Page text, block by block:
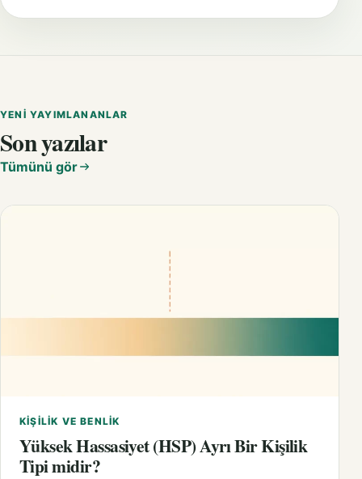
YENI YAYIMLANANLAR
Son yazılar
Tümünü gör
KIŞILIK VE BENLIK
Yüksek Hassasiyet (HSP) Ayrı Bir Kişilik
Tipi midir?